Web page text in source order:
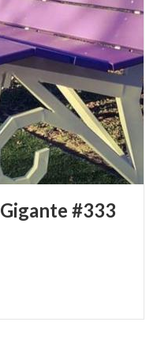
Gigante #333